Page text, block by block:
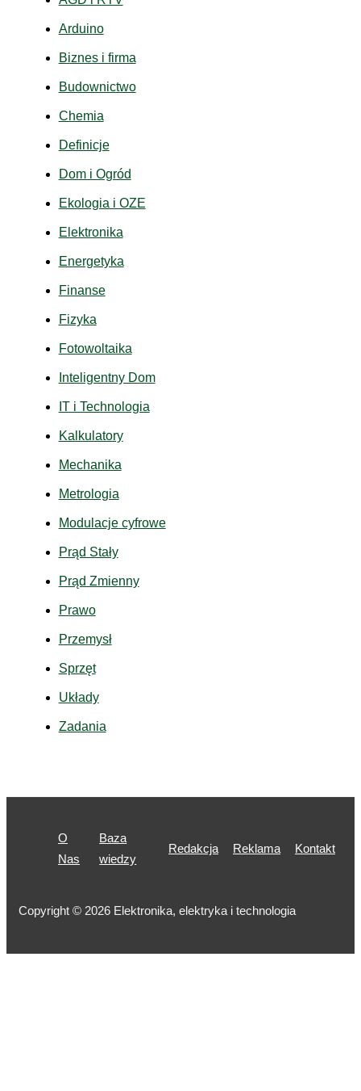
Arduino
Biznes i firma
Budownictwo
Chemia
Definicje
Dom i Ogród
Ekologia i OZE
Elektronika
Energetyka
Finanse
Fizyka
Fotowoltaika
Inteligentny Dom
IT i Technologia
Kalkulatory
Mechanika
Metrologia
Modulacje cyfrowe
Prąd Stały
Prąd Zmienny
Prawo
Przemysł
Sprzęt
Układy
Zadania
O
Nas
Baza
wiedzy
Redakcja Reklama Kontakt
Copyright © 2026 Elektronika, elektryka i technologia